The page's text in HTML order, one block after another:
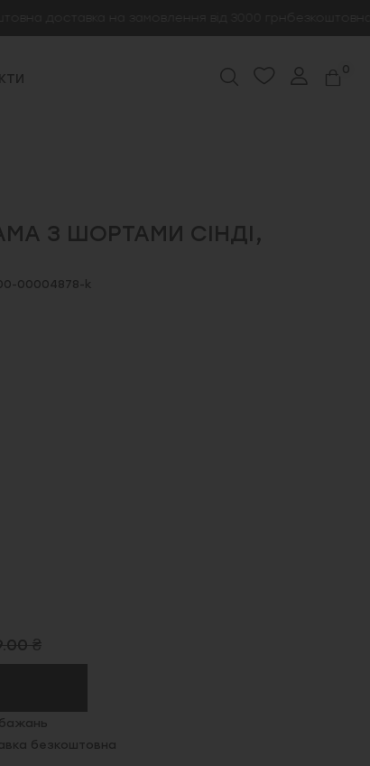
0
З ШОРТАМИ СІНДІ,
00004878-k
₴
безкоштовна